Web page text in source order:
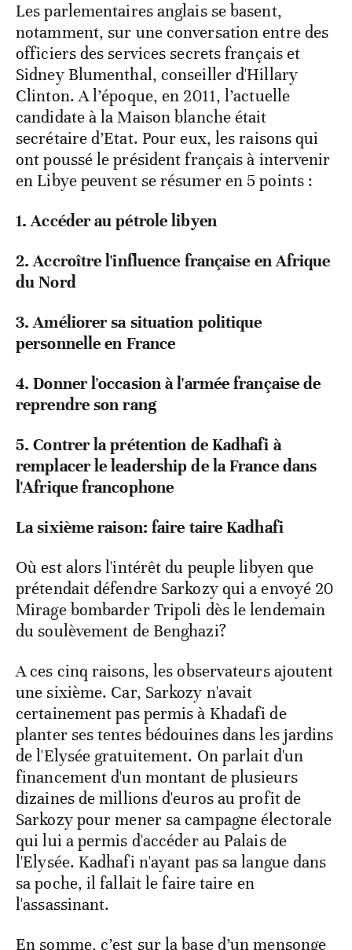
Les parlementaires anglais se basent,
notamment, sur une conversation entre des
officiers des services secrets français et
Sidney Blumenthal, conseiller d'Hillary
Clinton. A l’époque, en 2011, l’actuelle
candidate à la Maison blanche était
secrétaire d’Etat. Pour eux, les raisons qui
ont poussé le président français à intervenir
en Libye peuvent se résumer en 5 points :
1. Accéder au pétrole libyen
2. Accroître l'influence française en Afrique
du Nord
3. Améliorer sa situation politique
personnelle en France
4. Donner l'occasion à l'armée française de
reprendre son rang
5. Contrer la prétention de Kadhafi à
remplacer le leadership de la France dans
l'Afrique francophone
La sixième raison: faire taire Kadhafi
Où est alors l'intérêt du peuple libyen que
prétendait défendre Sarkozy qui a envoyé 20
Mirage bombarder Tripoli dès le lendemain
du soulèvement de Benghazi?
A ces cinq raisons, les observateurs ajoutent
une sixième. Car, Sarkozy n'avait
certainement pas permis à Khadafi de
planter ses tentes bédouines dans les jardins
de l'Elysée gratuitement. On parlait d'un
financement d'un montant de plusieurs
dizaines de millions d'euros au profit de
Sarkozy pour mener sa campagne électorale
qui lui a permis d'accéder au Palais de
l'Elysée. Kadhafi n'ayant pas sa langue dans
sa poche, il fallait le faire taire en
l'assassinant.
En somme, c’est sur la base d’un mensonge